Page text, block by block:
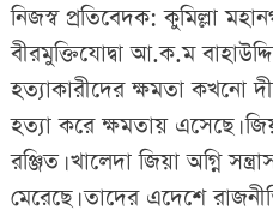
নিজস্ব প্রতিবেদক: কুমিল্লা
বীরমুক্তিযোদ্বা আ.ক.ম
হত্যাকারীদের ক্ষমতা কখনো
হত্যা করে ক্ষমতায় এসেছে।
রঞ্জিত। খালেদা জিয়া অগ্নি
মেরেছে। তাদের এদেশে